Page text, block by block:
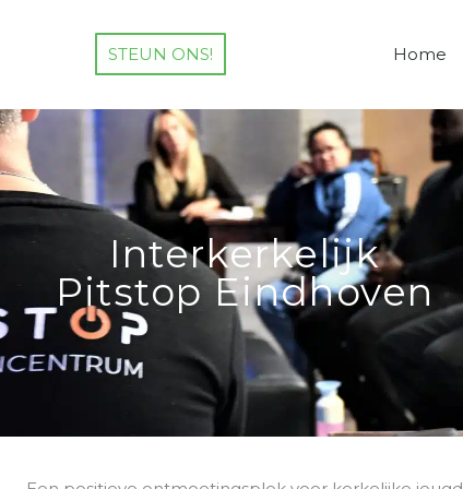
Home
STEUN ONS!
Interkerkelijk
Pitstop Eindhoven